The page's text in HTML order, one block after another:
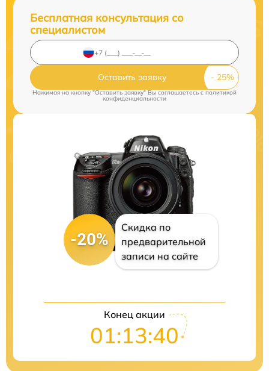
Бесплатная консультация со
специалистом
Оставить заявку
Нажимая на кнопку "Оставить заявку" Вы соглашаетесь cполитикой
конфиденциальности
-20%
Скидка по
предварительной
записи на сайте
Конец акции
01:13:39